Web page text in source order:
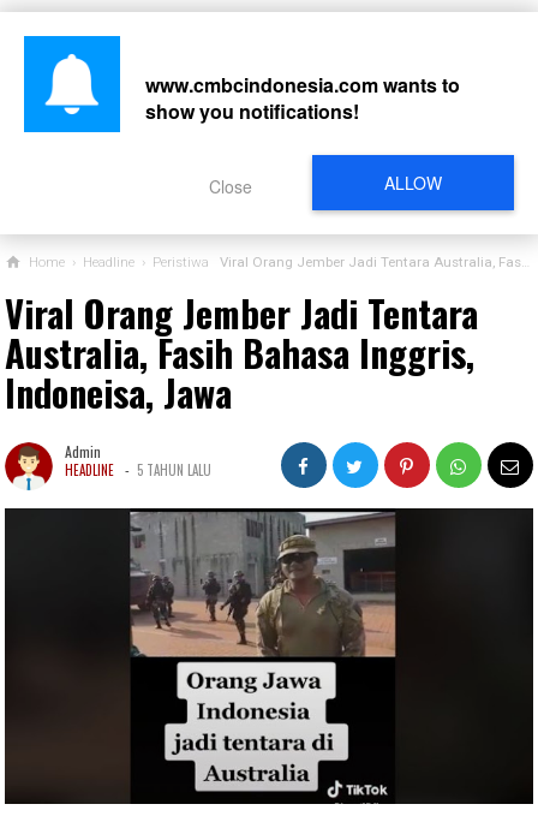
Home › Headline › Peristiwa Viral Orang Jember Jadi Tentara Australia, Fasih Bahasa Inggris, Indoneisa, Jawa
Viral Orang Jember Jadi Tentara
Australia, Fasih Bahasa Inggris,
Indoneisa, Jawa
Admin
HEADLINE - 5 TAHUN LALU
www.cmbcindonesia.comwants to
show you notifications!
ALLOW
Close